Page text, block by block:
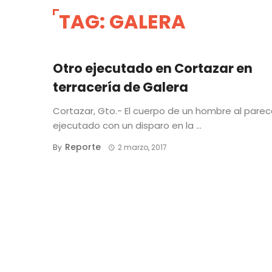
TAG: GALERA
Otro ejecutado en Cortazar en
terracería de Galera
Cortazar, Gto.- El cuerpo de un hombre al
ejecutado con un disparo en la ...
By Reporte 2 marzo, 2017